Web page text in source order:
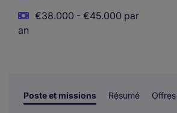
€38.000 - €45.000 par
an
Poste et missions Résumé